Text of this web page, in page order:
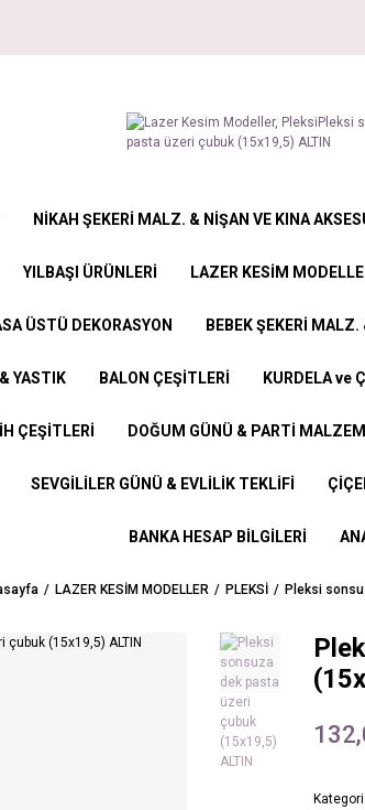
NİKAH ŞEKERİ MALZ. & NİŞAN VE KINA
YILBAŞI ÜRÜNLERİ LAZER KESİM
ÜSTÜ DEKORASYON BEBEK ŞEKERİ
YASTIK BALON ÇEŞİTLERİ KURDELA ve
ÇEŞİTLERİ DOĞUM GÜNÜ & PARTİ
SEVGİLİLER GÜNÜ & EVLİLİK TEKLİFİ
BANKA HESAP BİLGİLERİ
LAZER KESİM MODELLER PLEKSİ Pleksi
Kategori